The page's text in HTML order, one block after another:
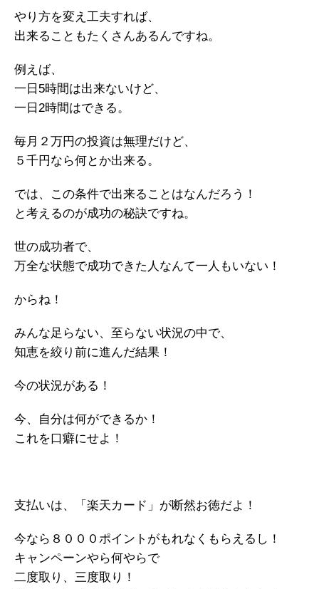
やり方を変え工夫すれば、
出来ることもたくさんあるんですね。
例えば、
一日5時間は出来ないけど、
一日2時間はできる。
毎月２万円の投資は無理だけど、
５千円なら何とか出来る。
では、この条件で出来ることはなんだろう！
と考えるのが成功の秘訣ですね。
世の成功者で、
万全な状態で成功できた人なんて一人もいない！
からね！
みんな足らない、至らない状況の中で、
知恵を絞り前に進んだ結果！
今の状況がある！
今、自分は何ができるか！
これを口癖にせよ！
支払いは、「楽天カード」が断然お徳だよ！
今なら８０００ポイントがもれなくもらえるし！
キャンペーンやら何やらで
二度取り、三度取り！